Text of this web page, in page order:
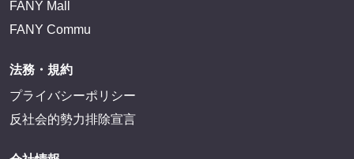
FANY Mall
FANY Commu
法務・規約
プライバシーポリシー
反社会的勢力排除宣言